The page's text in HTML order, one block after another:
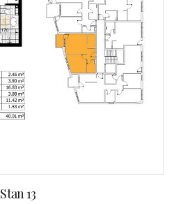
Stan 13